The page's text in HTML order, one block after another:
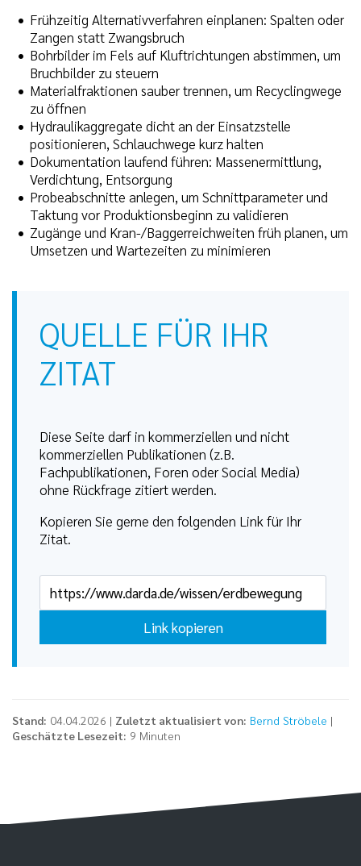
Frühzeitig Alternativverfahren einplanen: Spalten oder
Zangen statt Zwangsbruch
Bohrbilder im Fels auf Kluftrichtungen abstimmen, um
Bruchbilder zu steuern
Materialfraktionen sauber trennen, um Recyclingwege
zu öffnen
Hydraulikaggregate dicht an der Einsatzstelle
positionieren, Schlauchwege kurz halten
Dokumentation laufend führen: Massenermittlung,
Verdichtung, Entsorgung
Probeabschnitte anlegen, um Schnittparameter und
Taktung vor Produktionsbeginn zu validieren
Zugänge und Kran-/Baggerreichweiten früh planen, um
Umsetzen und Wartezeiten zu minimieren
QUELLE FÜR IHR
ZITAT
Diese Seite darf in kommerziellen und nicht
kommerziellen Publikationen (z.B.
Fachpublikationen, Foren oder Social Media)
ohne Rückfrage zitiert werden.
Kopieren Sie gerne den folgenden Link für Ihr
Zitat.
Link kopieren
Stand: 04.04.2026 | Zuletzt aktualisiert von: Bernd Ströbele |
Geschätzte Lesezeit: 9 Minuten